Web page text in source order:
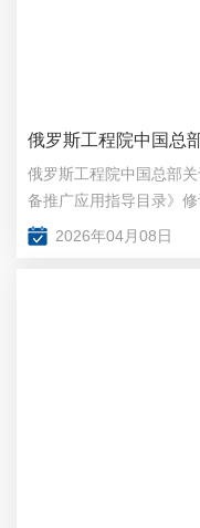
俄罗斯工程院中国总部
备推广应用指导目录》
2026年04月08日